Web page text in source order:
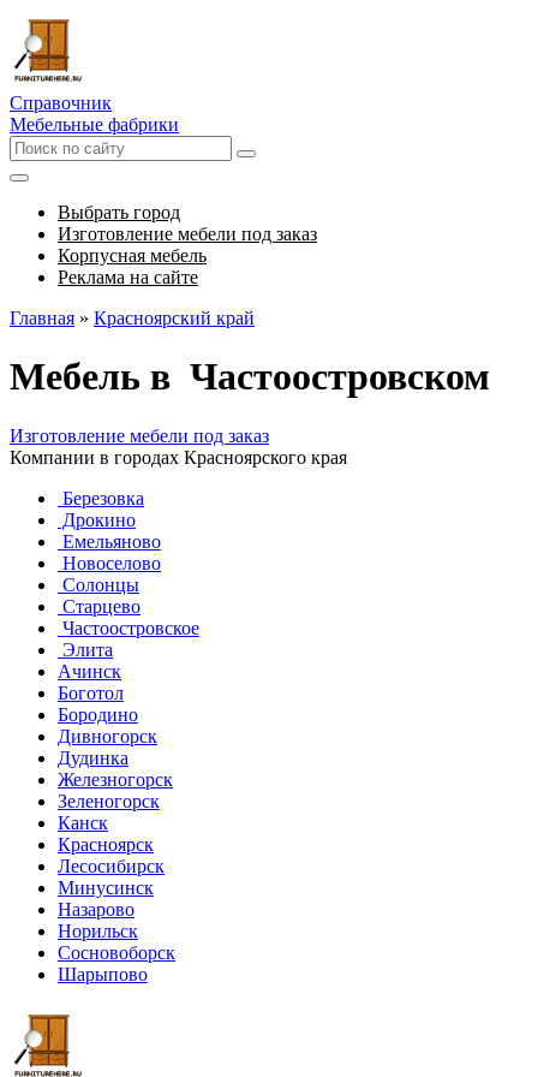
Справочник
Мебельные фабрики
Выбрать город
Изготовление мебели под заказ
Корпусная мебель
Реклама на сайте
Главная » Красноярский край
Мебель в Частоостровском
Изготовление мебели под заказ
Компании в городах Красноярского края
Березовка
Дрокино
Емельяново
Новоселово
Солонцы
Старцево
Частоостровское
Элита
Ачинск
Боготол
Бородино
Дивногорск
Дудинка
Железногорск
Зеленогорск
Канск
Красноярск
Лесосибирск
Минусинск
Назарово
Норильск
Сосновоборск
Шарыпово